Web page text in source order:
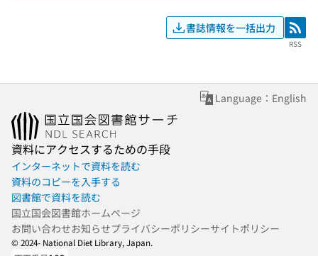
書誌情報を一括出力 RSS
RSS
Language：English
資料にアクセスするための手段
インターネットで資料を読む
資料のコピーを入手する
図書館で資料を読む
国立国会図書館ホームページ
お問い合わせお知らせプライバシーポリシーサイトポリシー
© 2024- National Diet Library, Japan.